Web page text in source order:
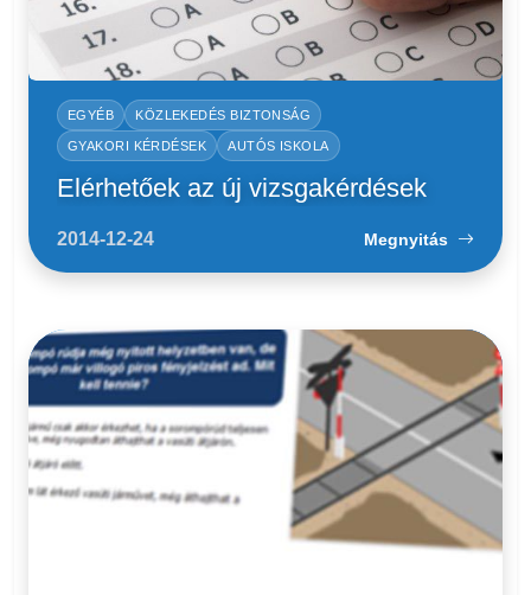
EGYÉB KÖZLEKEDÉS BIZTONSÁG
GYAKORI KÉRDÉSEK AUTÓS ISKOLA
Elérhetőek az új vizsgakérdések
2014-12-24 Megnyitás